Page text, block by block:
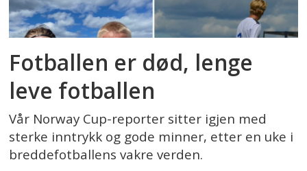
Fotballen er død, lenge
leve fotballen
Vår Norway Cup-reporter sitter igjen med
sterke inntrykk og gode minner, etter en uke i
breddefotballens vakre verden.